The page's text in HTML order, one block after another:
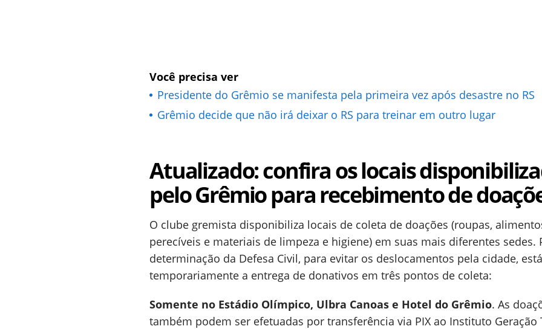
Você precisa ver
Presidente do Grêmio se manifesta pela primeira vez após desastre no RS
Grêmio decide que não irá deixar o RS para treinar em outro lugar
Atualizado: confira os locais
pelo Grêmio para recebimento de
O clube gremista disponibiliza locais de coleta de doações (roupas,
perecíveis e materiais de limpeza e higiene) em suas mais diferentes sedes.
determinação da Defesa Civil, para evitar os deslocamentos pela cidade,
temporariamente a entrega de donativos em três pontos de coleta:
Somente no Estádio Olímpico, Ulbra Canoas e Hotel do Grêmio. As
também podem ser efetuadas por transferência via PIX ao Instituto Geração